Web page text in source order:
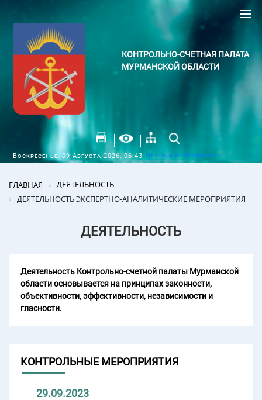
КОНТРОЛЬНО-СЧЕТНАЯ ПАЛАТА
МУРМАНСКОЙ ОБЛАСТИ
Воскресенье, 09 Августа 2026, 06:43 Погода в Мурманске
ГЛАВНАЯ
ДЕЯТЕЛЬНОСТЬ
ДЕЯТЕЛЬНОСТЬ ЭКСПЕРТНО-АНАЛИТИЧЕСКИЕ МЕРОПРИЯТИЯ
ДЕЯТЕЛЬНОСТЬ
Деятельность Контрольно-счетной палаты Мурманской
области основывается на принципах законности,
объективности, эффективности, независимости и
гласности.
КОНТРОЛЬНЫЕ МЕРОПРИЯТИЯ
29.09.2023